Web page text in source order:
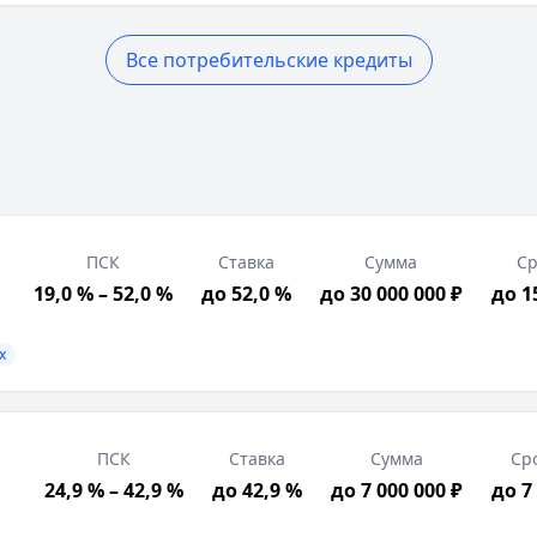
Все потребительские кредиты
о доходах
в РФ, Трудоустройство в регионе
это целевой потребительский кредит, созданный
ПСК
19,0 % – 52,0 %
Ставка
до 52,0 %
Сумма
до 30 000 000 ₽ до
ПСК
24,9 % – 42,9 %
Ставка
до 42,9 %
Сумма
до 7 000 000 ₽ до 7